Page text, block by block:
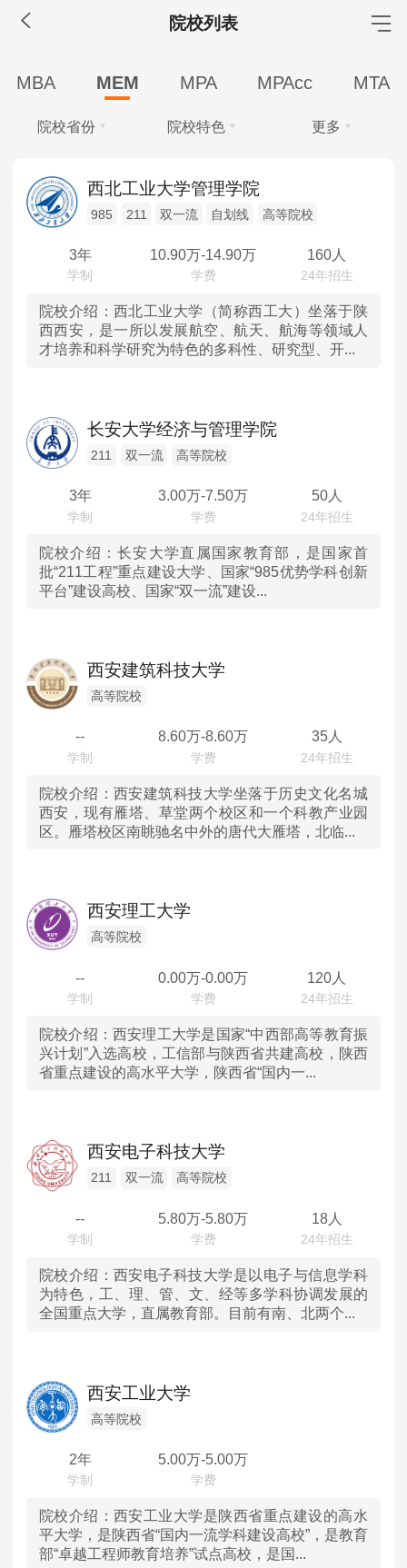
院校列表
考试报名
考试真题
报考经验 招生简章
MEM工程管理
院校库 考试报名 招生政策 学制学费
考试真题
报考经验 招生简章
院校库 考试报名 招生政策 学制学费
报名流程
院校库 考试报名 招生政策
MTA旅游管理
院校库 考试报名 招生政策 学制学费
报名流程
考试真题
报考经验 招生简章
MBA MEM MPA MPAcc MTA
院校省份
北京
河北
山西
吉林
上海
安徽
江西
山东
湖北
广东
重庆
陕西
广西
贵州
甘肃
院校特色
985
双一流
自划线
科研院所
更多
全部
10万以下
全部 2年 2.5年 3年
学习方式
西北工业大学管理学院
985 211 双一流 自划线 高等院校
3年 10.90万-14.90万 160人
院校介绍： 西北工业大学（简称西工大）坐落于陕
西西安，是一所以发展航空、航天、航海等领域人
才培养和科学研究为特色的多科性、研究型、开...
长安大学经济与管理学院
211 双一流 高等院校
3年 3.00万-7.50万 50人
院校介绍： 长安大学直属国家教育部，是国家首
批“211工程”重点建设大学、国家“985优势学科创新
平台”建设高校、国家“双一流”建设...
西安建筑科技大学
高等院校
-- 8.60万-8.60万 35人
院校介绍： 西安建筑科技大学坐落于历史文化名城
西安，现有雁塔、草堂两个校区和一个科教产业园
区。雁塔校区南眺驰名中外的唐代大雁塔，北临...
西安理工大学
高等院校
-- 0.00万-0.00万 120人
院校介绍： 西安理工大学是国家“中西部高等教育振
兴计划”入选高校，工信部与陕西省共建高校，陕西
省重点建设的高水平大学，陕西省“国内一...
西安电子科技大学
211 双一流 高等院校
-- 5.80万-5.80万 18人
院校介绍： 西安电子科技大学是以电子与信息学科
为特色，工、理、管、文、经等多学科协调发展的
全国重点大学，直属教育部。目前有南、北两个...
西安工业大学
高等院校
2年 5.00万-5.00万
院校介绍： 西安工业大学是陕西省重点建设的高水
平大学，是陕西省“国内一流学科建设高校”，是教育
部“卓越工程师教育培养”试点高校，是国...